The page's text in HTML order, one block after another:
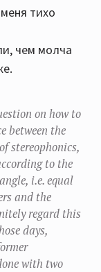
тихо
чем молча
on how to
between the
stereophonics,
to the
i.e. equal
and the
regard this
days,
with two